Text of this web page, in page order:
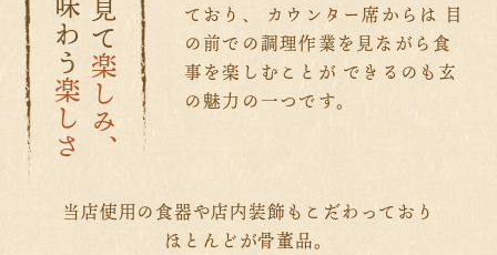
楽しみ、
味わう
楽しさ
ており、
カウンター席からは 目
の前での調理作業を見ながら食
事を楽しむことが できるのも 玄
の魅力の一つです。
当店使用の食器や店内装飾もこだわっており
ほとんどが骨董品。